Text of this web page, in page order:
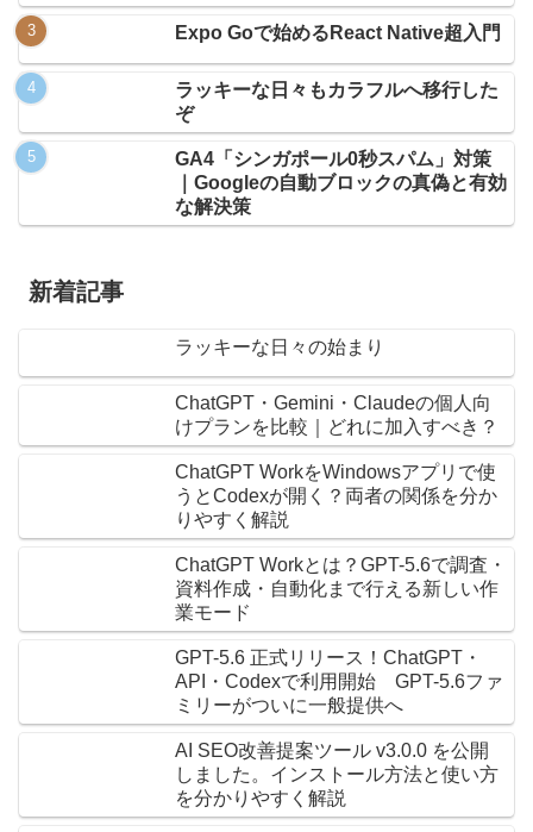
Expo Goで始めるReact Native超入門
ラッキーな日々もカラフルへ移行した
ぞ
GA4「シンガポール0秒スパム」対策
｜Googleの自動ブロックの真偽と有効
な解決策
新着記事
ラッキーな日々の始まり
ChatGPT・Gemini・Claudeの個人向
けプランを比較｜どれに加入すべき？
ChatGPT WorkをWindowsアプリで使
うとCodexが開く？両者の関係を分か
りやすく解説
ChatGPT Workとは？GPT-5.6で調査・
資料作成・自動化まで行える新しい作
業モード
GPT-5.6 正式リリース！ChatGPT・
API・Codexで利用開始 GPT-5.6ファ
ミリーがついに一般提供へ
AI SEO改善提案ツール v3.0.0 を公開
しました。インストール方法と使い方
を分かりやすく解説